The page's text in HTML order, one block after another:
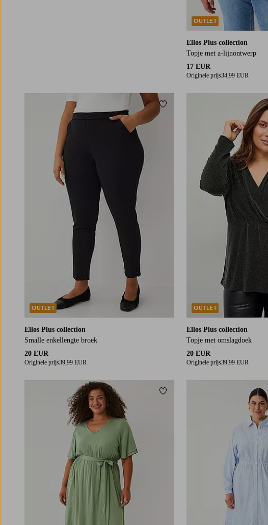
Ellos Plus collection
Topje met a-lijnontwerp
17 EUR
Originele prijs34,99 EUR
OUTLET
Ellos Plus collection
Smalle enkellengte broek
20 EUR
Originele prijs39,99 EUR
OUTLET
Toevoegen aan favorieten
Ellos Plus collection
Topje met omslagdoek
20 EUR
Originele prijs39,99 EUR
OUTLET
4XL
Toevoegen aan favorieten
54/5658/60